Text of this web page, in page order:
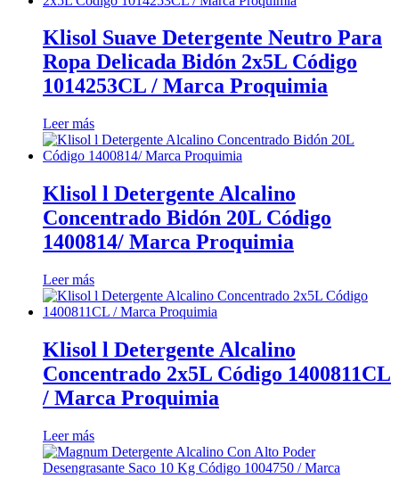
Klisol Suave Detergente Neutro Para
Ropa Delicada Bidón 2x5L Código
1014253CL / Marca Proquimia
Leer más
Klisol l Detergente Alcalino
Concentrado Bidón 20L Código
1400814/ Marca Proquimia
Leer más
Klisol l Detergente Alcalino
Concentrado 2x5L Código 1400811CL
/ Marca Proquimia
Leer más